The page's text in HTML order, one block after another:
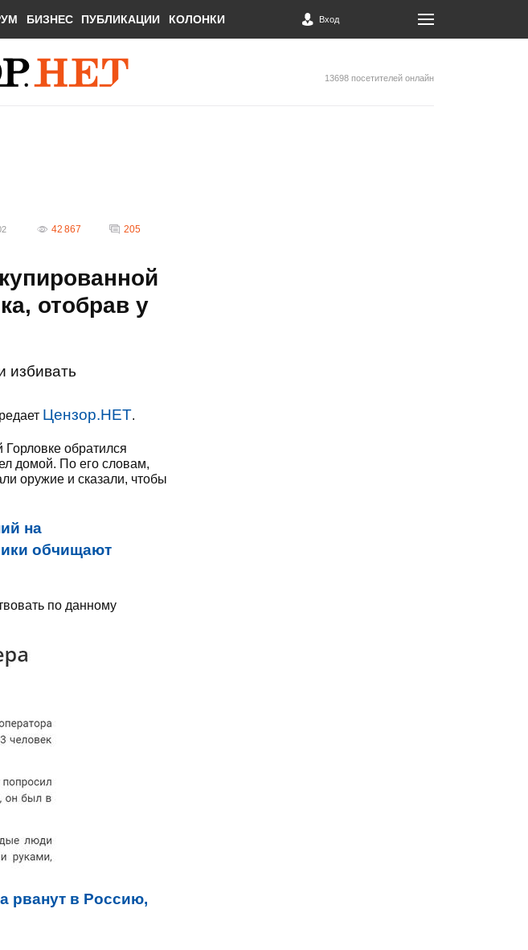
БИЗНЕС ПУБЛИКАЦИИ КОЛОНКИ Вход
13698 посетителей онлайн
42 867 205
отобрав у
избивать
Цензор.НЕТ.
обратился
домой. По его словам,
оружие и сказали, чтобы
на
обчищают
по данному
рванут в Россию,